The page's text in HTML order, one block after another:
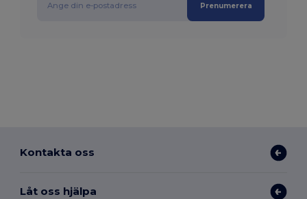
Prenumerera
Kontakta oss
Låt oss hjälpa